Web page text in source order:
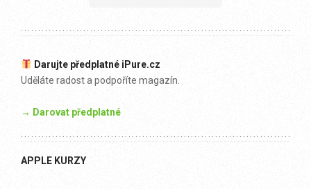
Darujte předplatné iPure.cz
Uděláte radost a podpoříte magazín.
→ Darovat předplatné
APPLE KURZY